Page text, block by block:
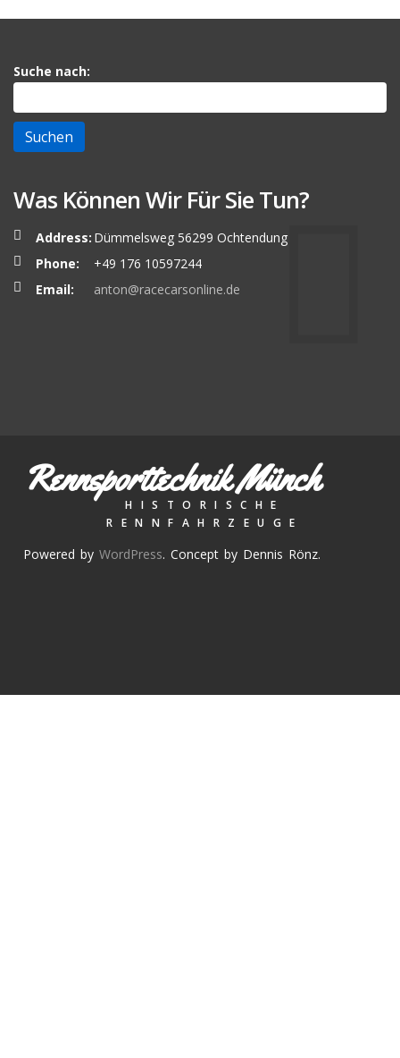
Suche nach:
Was Können Wir Für Sie Tun?
Address: Dümmelsweg 56299 Ochtendung
Phone:
+49 176 10597244
Email:
anton@racecarsonline.de
Rennsporttechnik Münch
HISTORISCHE
RENNFAHRZEUGE
Powered by WordPress. Concept by Dennis Rönz.